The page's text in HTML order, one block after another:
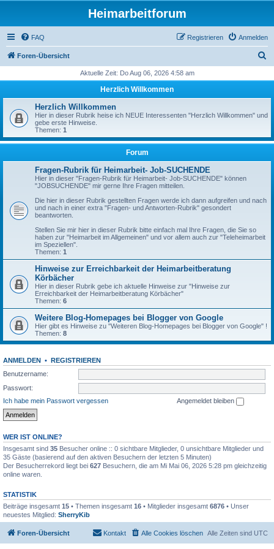
Heimarbeitforum
FAQ Anmelden
Registrieren
Foren-Übersicht
h
e
Aktuelle Zeit: Do Aug 06, 2026 4:58 am
Herzlich Willkommen
Herzlich Willkommen
Hier in dieser Rubrik heise ich NEUE Interessenten "Herzlich Willkommen" und
gebe erste Hinweise.
Themen: 1
Forum
Fragen-Rubrik für Heimarbeit- Job-SUCHENDE
Hier in dieser "Fragen-Rubrik für Heimarbeit- Job-SUCHENDE" können
"JOBSUCHENDE" mir gerne Ihre Fragen mitteilen.
Die hier in dieser Rubrik gestellten Fragen werde ich dann aufgreifen und nach
und nach in einer extra "Fragen- und Antworten-Rubrik" gesondert
beantworten.
Stellen Sie mir hier in dieser Rubrik bitte einfach mal Ihre Fragen, die Sie so
haben zur "Heimarbeit im Allgemeinen" und vor allem auch zur "Teleheimarbeit
im Speziellen".
Themen: 1
Hinweise zur Erreichbarkeit der Heimarbeitberatung
Körbächer
Hier in dieser Rubrik gebe ich aktuelle Hinweise zur "Hinweise zur
Erreichbarkeit der Heimarbeitberatung Körbächer"
Themen: 6
Weitere Blog-Homepages bei Blogger von Google
Hier gibt es Hinweise zu "Weiteren Blog-Homepages bei Blogger von Google" !
Themen: 8
ANMELDEN • REGISTRIEREN
Benutzername:
Passwort:
Ich habe mein Passwort vergessen
Angemeldet bleiben
WER IST ONLINE?
Insgesamt sind 35 Besucher online :: 0 sichtbare Mitglieder, 0 unsichtbare Mitglieder und
35 Gäste (basierend auf den aktiven Besuchern der letzten 5 Minuten)
Der Besucherrekord liegt bei 627 Besuchern, die am Mi Mai 06, 2026 5:28 pm gleichzeitig
online waren.
STATISTIK
Beiträge insgesamt 15 • Themen insgesamt 16 • Mitglieder insgesamt 6876 • Unser
neuestes Mitglied: SherryKib
Foren-Übersicht Alle Zeiten sind UTC
Alle Cookies löschen
Kontakt